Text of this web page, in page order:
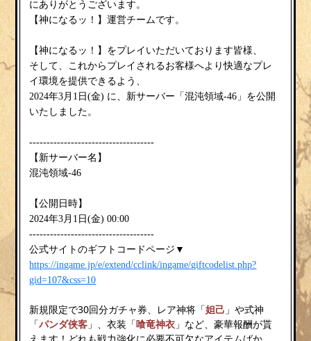
にありがとうございます。
【神になるッ！】運営チームです。
【神になるッ！】をプレイいただいております皆様、
そして、これからプレイされるお客様へより快適なプレ
イ環境を提供できるよう、
2024年3月1日(金) に、新サーバー「混沌領域-46」を公開
いたしました。
------------------------------------
【新サーバー名】
混沌領域-46
【公開日時】
2024年3月1日(金) 00:00
------------------------------------
公式サイトのギフトコードページ▼
https://ingame.jp/e/extend/cclink/ingame/giftcodelist.php?
gid=107&css=10
新規限定で30回分ガチャ券、レア神将「妲己 」や式神
「パンダ侠客 」、衣装「喰竜神衣 」など、豪華報酬が貰
えます！どれも戦力強化に必要不可欠なアイテムばか